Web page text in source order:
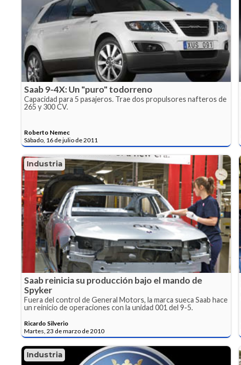
Saab 9-4X: Un "puro" todorreno
Capacidad para 5 pasajeros. Trae dos propulsores nafteros de
265 y 300 CV.
Roberto Nemec
Sábado, 16 de julio de 2011
Industria
Saab reinicia su producción bajo el mando de
Spyker
Fuera del control de General Motors, la marca sueca Saab hace
un reinicio de operaciones con la unidad 001 del 9-5.
Ricardo Silverio
Martes, 23 de marzo de 2010
Industria